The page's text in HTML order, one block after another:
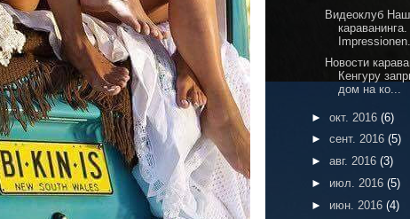
Видеоклуб
Новости
Кенгуру
дом на ко...
► окт. 2016 (6)
► сент. 2016 (5)
► авг. 2016 (3)
► июл. 2016 (5)
► июн. 2016 (4)